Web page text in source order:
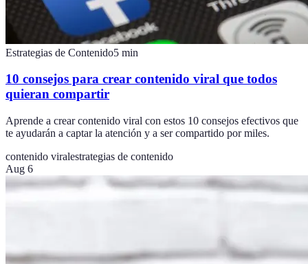
Estrategias de Contenido5 min
10 consejos para crear contenido viral que todos
quieran compartir
Aprende a crear contenido viral con estos 10 consejos efectivos que
te ayudarán a captar la atención y a ser compartido por miles.
contenido viralestrategias de contenido
Aug 6